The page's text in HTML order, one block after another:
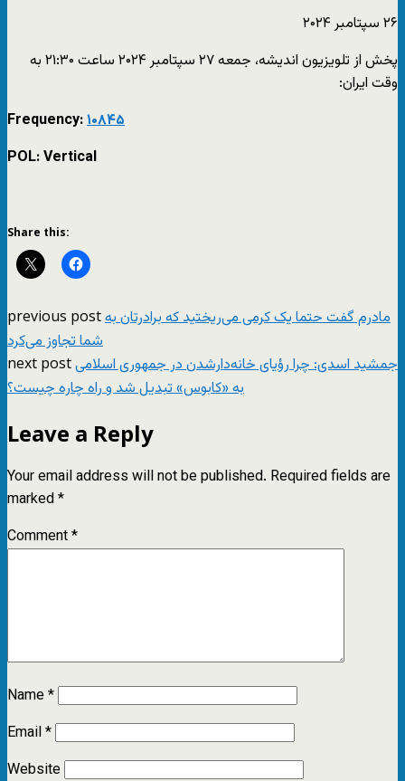
۲۶ سپتامبر ۲۰۲۴
پخش از تلویزیون اندیشه، جمعه ۲۷ سپتامبر ۲۰۲۴ ساعت ۲۱:۳۰ به
وقت ایران:
Frequency:۱۰۸۴۵
POL: Vertical
Share this:
previous postمادرم گفت حتما یک کرمی می‌ریختید که برادرتان به
شما تجاوز می‌کرد
next postجمشید اسدی: چرا رؤیای خانه‌دارشدن در جمهوری اسلامی
به «کابوس» تبدیل شد و راه چاره چیست؟
Leave a Reply
Your email address will not be published. Required fields are
marked*
Comment*
Name*
Email*
Website